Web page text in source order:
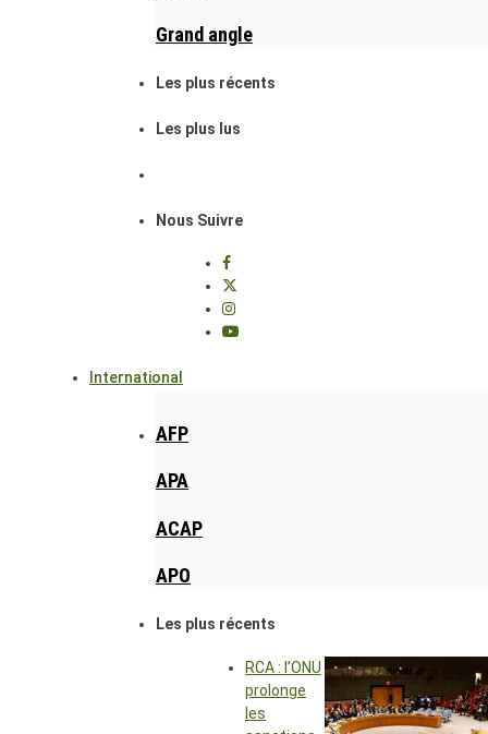
Grand angle
Les plus récents
Les plus lus
Nous Suivre
International
AFP
APA
ACAP
APO
Les plus récents
RCA : l’ONU
prolonge
les